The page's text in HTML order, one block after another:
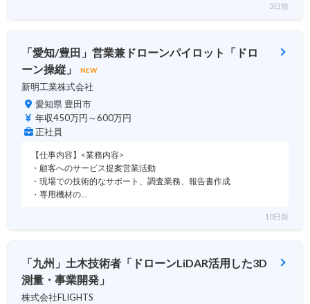
3日前
「愛知/豊田」営業兼ドローンパイロット「ドロ
ーン操縦」
NEW
新明工業株式会社
愛知県 豊田市
年収450万円～600万円
正社員
【仕事内容】<業務内容>
・顧客へのサービス提案営業活動
・現場での技術的なサポート、調査業務、報告書作成
・専用機材の…
10日前
「九州」土木技術者「ドローンLiDAR活用した3D
測量・事業開発」
株式会社FLIGHTS